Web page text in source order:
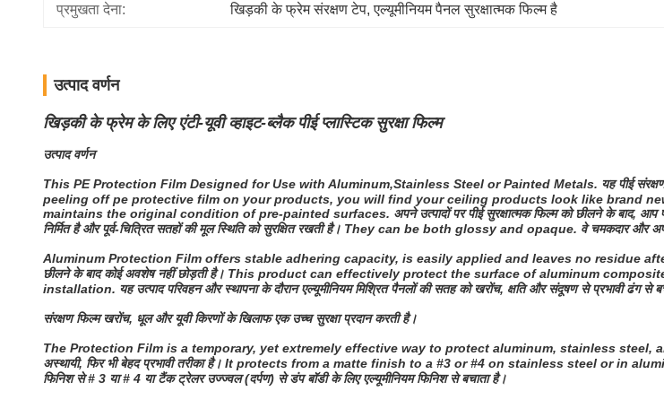
प्रमुखता देना: खिड़की के फ्रेम संरक्षण टेप, एल्यूमीनियम पैनल सुरक्षात्मक फिल्म है
उत्पाद वर्णन
खिड़की के फ्रेम के लिए एंटी-यूवी व्हाइट-ब्लैक पीई प्लास्टिक सुरक्षा फिल्म
उत्पाद वर्णन
This PE Protection Film Designed for Use with Aluminum,Stainless Steel or Painted Metals. यह पीई
peeling off pe protective film on your products, you will find your ceiling products look like brand
maintains the original condition of pre-painted surfaces. अपने उत्पादों पर पीई सुरक्षात्मक फिल्म को छीलने के बाद, आप
निर्मित है और पूर्व-चित्रित सतहों की मूल स्थिति को सुरक्षित रखती है। They can be both glossy and opaque. वे चमकदार और
Aluminum Protection Film offers stable adhering capacity, is easily applied and leaves no residue
छीलने के बाद कोई अवशेष नहीं छोड़ती है। This product can effectively protect the surface of aluminum
installation. यह उत्पाद परिवहन और स्थापना के दौरान एल्यूमीनियम मिश्रित पैनलों की सतह को खरोंच, क्षति और संदूषण से प्रभावी ढंग से
संरक्षण फिल्म खरोंच, धूल और यूवी किरणों के खिलाफ एक उच्च सुरक्षा प्रदान करती है।
The Protection Film is a temporary, yet extremely effective way to protect aluminum, stainless steel,
अस्थायी, फिर भी बेहद प्रभावी तरीका है। It protects from a matte finish to a #3 or #4 on stainless steel or in
फिनिश से # 3 या # 4 या टैंक ट्रेलर उज्ज्वल (दर्पण) से डंप बॉडी के लिए एल्यूमीनियम फिनिश से बचाता है।